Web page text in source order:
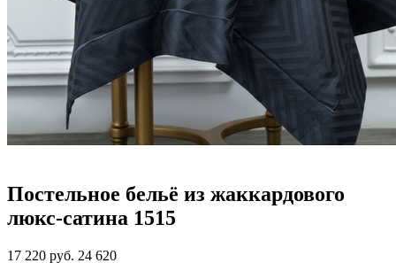
Постельное бельё из жаккардового
люкс-сатина 1515
17 220 руб. 24 620